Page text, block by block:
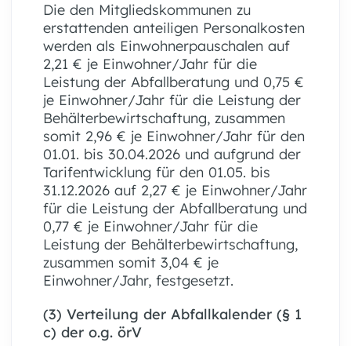
Die den Mitgliedskommunen zu
erstattenden anteiligen Personalkosten
werden als Einwohnerpauschalen auf
2,21 € je Einwohner/Jahr für die
Leistung der Abfallberatung und 0,75 €
je Einwohner/Jahr für die Leistung der
Behälterbewirtschaftung, zusammen
somit 2,96 € je Einwohner/Jahr für den
01.01. bis 30.04.2026 und aufgrund der
Tarifentwicklung für den 01.05. bis
31.12.2026 auf 2,27 € je Einwohner/Jahr
für die Leistung der Abfallberatung und
0,77 € je Einwohner/Jahr für die
Leistung der Behälterbewirtschaftung,
zusammen somit 3,04 € je
Einwohner/Jahr, festgesetzt.
(3) Verteilung der Abfallkalender (§ 1
c) der o.g. örV